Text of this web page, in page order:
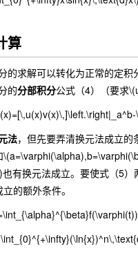
算
求解可以转化为正常的定积
的分部积分公式（4）（要求
法，但先要弄清换元法成立
有换元法成立。要使式（5
的额外条件。